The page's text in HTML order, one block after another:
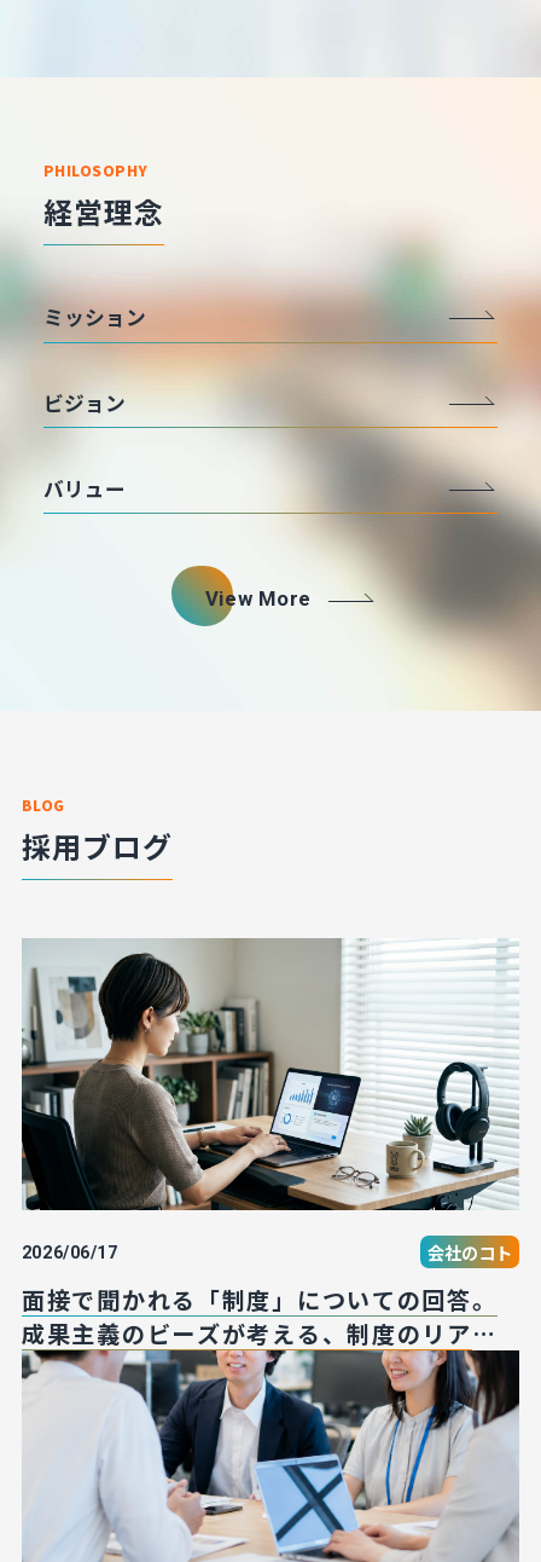
経営理念
PHILOSOPHY
ミッション
ビジョン
バリュー
View More
採用ブログ
BLOG
2026/06/17 会社のコト
面接で聞かれる「制度」についての回答。
成果主義のビーズが考える、制度のリア
ル。